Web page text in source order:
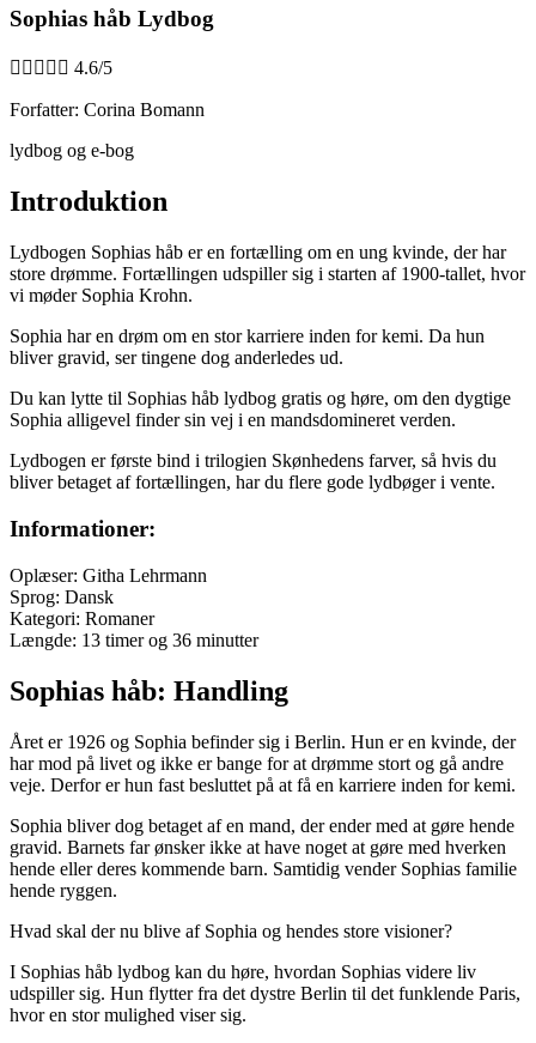
Sophias håb Lydbog
     4.6/5
Forfatter: Corina Bomann
lydbog og e-bog
Introduktion
Lydbogen Sophias håb er en fortælling om en ung kvinde, der har
store drømme. Fortællingen udspiller sig i starten af 1900-tallet, hvor
vi møder Sophia Krohn.
Sophia har en drøm om en stor karriere inden for kemi. Da hun
bliver gravid, ser tingene dog anderledes ud.
Du kan lytte til Sophias håb lydbog gratis og høre, om den dygtige
Sophia alligevel finder sin vej i en mandsdomineret verden.
Lydbogen er første bind i trilogien Skønhedens farver, så hvis du
bliver betaget af fortællingen, har du flere gode lydbøger i vente.
Informationer:
Oplæser: Githa Lehrmann
Sprog: Dansk
Kategori: Romaner
Længde: 13 timer og 36 minutter
Sophias håb: Handling
Året er 1926 og Sophia befinder sig i Berlin. Hun er en kvinde, der
har mod på livet og ikke er bange for at drømme stort og gå andre
veje. Derfor er hun fast besluttet på at få en karriere inden for kemi.
Sophia bliver dog betaget af en mand, der ender med at gøre hende
gravid. Barnets far ønsker ikke at have noget at gøre med hverken
hende eller deres kommende barn. Samtidig vender Sophias familie
hende ryggen.
Hvad skal der nu blive af Sophia og hendes store visioner?
I Sophias håb lydbog kan du høre, hvordan Sophias videre liv
udspiller sig. Hun flytter fra det dystre Berlin til det funklende Paris,
hvor en stor mulighed viser sig.